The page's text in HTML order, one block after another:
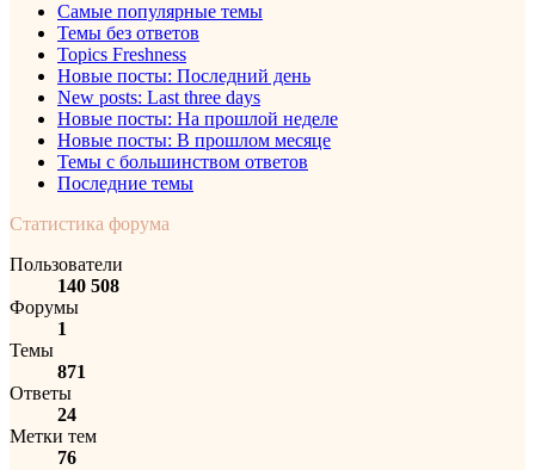
Самые популярные темы
Темы без ответов
Topics Freshness
Новые посты: Последний день
New posts: Last three days
Новые посты: На прошлой неделе
Новые посты: В прошлом месяце
Темы с большинством ответов
Последние темы
Статистика форума
Пользователи
140 508
Форумы
1
Темы
871
Ответы
24
Метки тем
76